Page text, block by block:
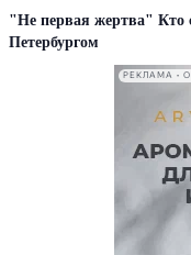
"Не первая жертва" Кто
Петербургом